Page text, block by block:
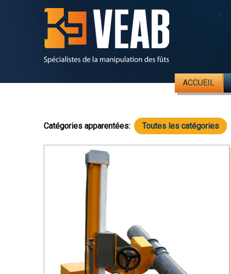
ACCUEIL
Catégories apparentées: Toutes les catégories